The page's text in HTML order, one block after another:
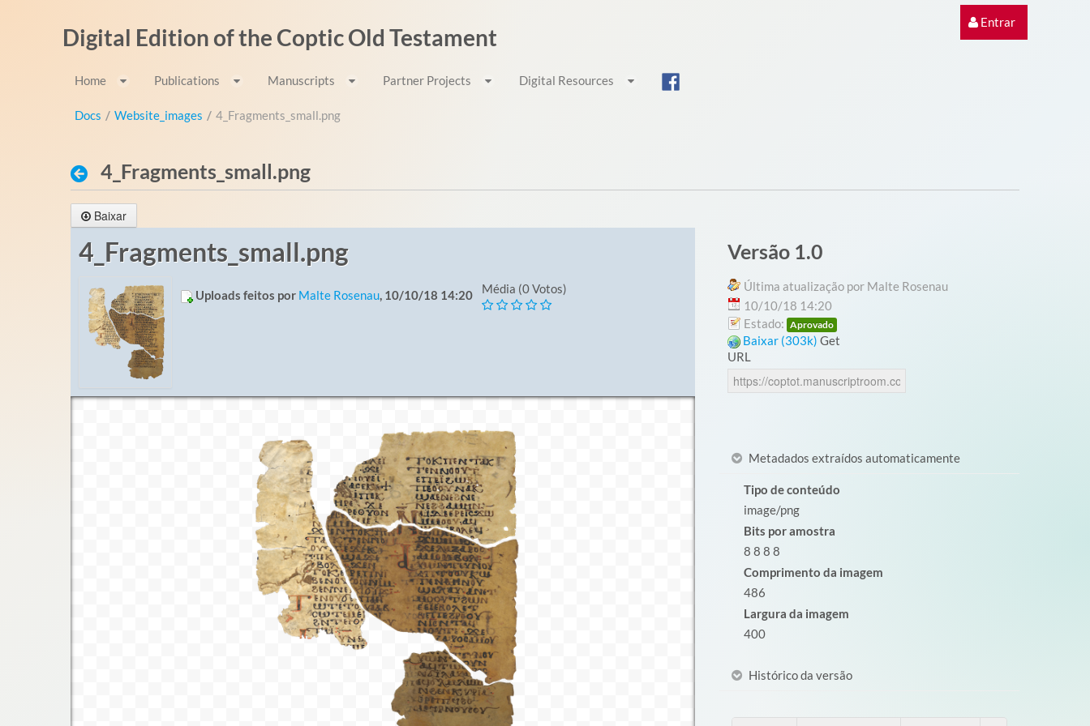
Entrar
Digital Edition of the Coptic Old Testament
Home Publications Manuscripts Partner Projects Digital Resources
Docs / Website_images / 4_Fragments_small.png
4_Fragments_small.png
Baixar
4_Fragments_small.png
Uploads feitos por Malte Rosenau, 10/10/18 14:20 Média (0 Votos)
Versão 1.0
Última atualização por Malte Rosenau
10/10/18 14:20
Estado: Aprovado
Baixar (303k) Get
URL
Metadados extraídos automaticamente
Tipo de conteúdo
image/png
Bits por amostra
8 8 8 8
Comprimento da imagem
486
Largura da imagem
400
Histórico da versão